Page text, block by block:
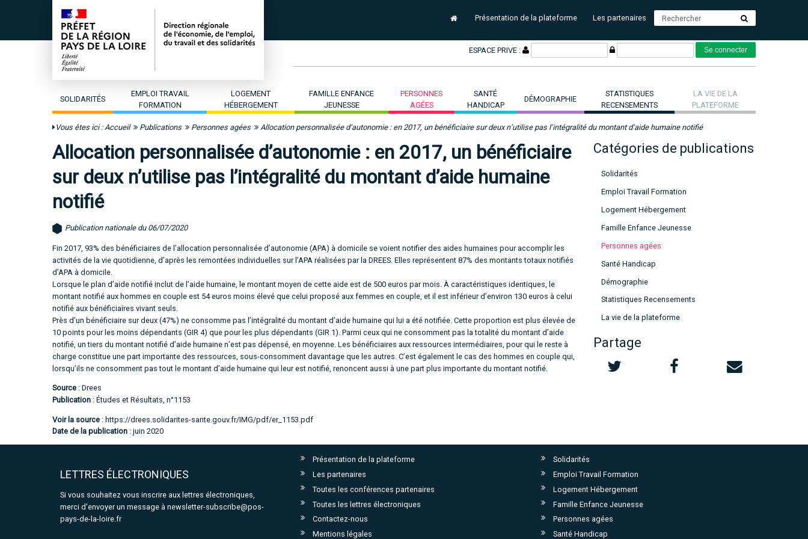
Présentation de la plateforme Les partenaires
ESPACE PRIVE :
SOLIDARITÉS
EMPLOI TRAVAIL
FORMATION
LOGEMENT
HÉBERGEMENT
FAMILLE ENFANCE
JEUNESSE
PERSONNES
AGÉES
SANTÉ
HANDICAP
DÉMOGRAPHIE
STATISTIQUES
RECENSEMENTS
LA VIE DE LA
PLATEFORME
Vous êtes ici : Accueil Publications Personnes agées Allocation personnalisée d’autonomie : en 2017, un bénéficiaire sur deux n’utilise pas l’intégralité du montant d’aide humaine notifié
Allocation personnalisée d’autonomie : en 2017, un bénéficiaire
sur deux n’utilise pas l’intégralité du montant d’aide humaine
notifié
Publication nationale du 06/07/2020
Fin 2017, 93% des bénéficiaires de l’allocation personnalisée d’autonomie (APA) à domicile se voient notifier des aides humaines pour accomplir les
activités de la vie quotidienne, d’après les remontées individuelles sur l’APA réalisées par la DREES. Elles représentent 87% des montants totaux notifiés
d’APA à domicile.
Lorsque le plan d’aide notifié inclut de l’aide humaine, le montant moyen de cette aide est de 500 euros par mois. À caractéristiques identiques, le
montant notifié aux hommes en couple est 54 euros moins élevé que celui proposé aux femmes en couple, et il est inférieur d’environ 130 euros à celui
notifié aux bénéficiaires vivant seuls.
Près d’un bénéficiaire sur deux (47%) ne consomme pas l’intégralité du montant d’aide humaine qui lui a été notifiée. Cette proportion est plus élevée de
10 points pour les moins dépendants (GIR 4) que pour les plus dépendants (GIR 1). Parmi ceux qui ne consomment pas la totalité du montant d’aide
notifié, un tiers du montant notifié d’aide humaine n’est pas dépensé, en moyenne. Les bénéficiaires aux ressources intermédiaires, pour qui le reste à
charge constitue une part importante des ressources, sous-consomment davantage que les autres. C’est également le cas des hommes en couple qui,
lorsqu’ils ne consomment pas tout le montant d’aide humaine qui leur est notifié, renoncent aussi à une part plus importante du montant notifié.
Source : Drees
Publication : Études et Résultats, n°1153
Voir la source : https://drees.solidarites-sante.gouv.fr/IMG/pdf/er_1153.pdf
Date de la publication : juin 2020
Catégories de publications
Solidarités
Emploi Travail Formation
Logement Hébergement
Famille Enfance Jeunesse
Personnes agées
Santé Handicap
Démographie
Statistiques Recensements
La vie de la plateforme
Partage
LETTRES ÉLECTRONIQUES
Si vous souhaitez vous inscrire aux lettres électroniques,
merci d'envoyer un message à newsletter-subscribe@pos-
pays-de-la-loire.fr
Présentation de la plateforme
Les partenaires
Toutes les conférences partenaires
Toutes les lettres électroniques
Contactez-nous
Mentions légales
Solidarités
Emploi Travail Formation
Logement Hébergement
Famille Enfance Jeunesse
Personnes agées
Santé Handicap